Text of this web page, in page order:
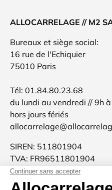
ALLOCARRELAGE // M2
Bureaux et siège social:
16 rue de l'Echiquier
75010 Paris
Tél: 01.84.80.23.68
du lundi au vendredi // 9h
hors jours fériés
SIREN: 511801904
TVA: FR96511801904
Allocarrelage est une